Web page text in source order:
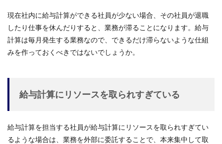
現在社内に給与計算ができる社員が少ない場合、その社員が退職
したり仕事を休んだりすると、業務が滞ることになります。給与
計算は毎月発生する業務なので、できるだけ滞らないような仕組
みを作っておくべきではないでしょうか。
給与計算にリソースを取られすぎている
給与計算を担当する社員が給与計算にリソースを取られすぎてい
るような場合は、業務を外部に委託することで、本来集中して取